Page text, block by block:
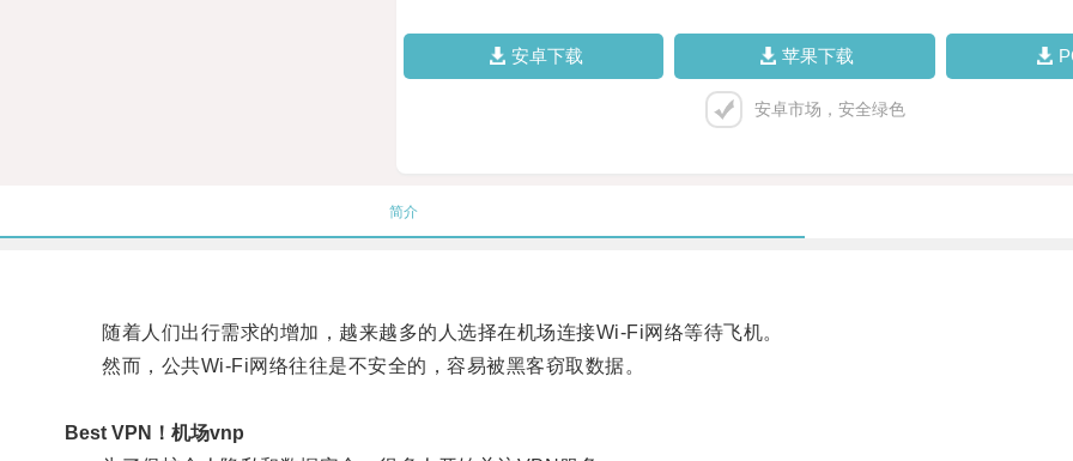
安卓下载 苹果下载
安卓市场，安全绿色
简介
随着人们出行需求的增加，越来越多的人选择在机场连接Wi-Fi网络等待飞机。
然而，公共Wi-Fi网络往往是不安全的，容易被黑客窃取数据。
Best VPN！机场vnp